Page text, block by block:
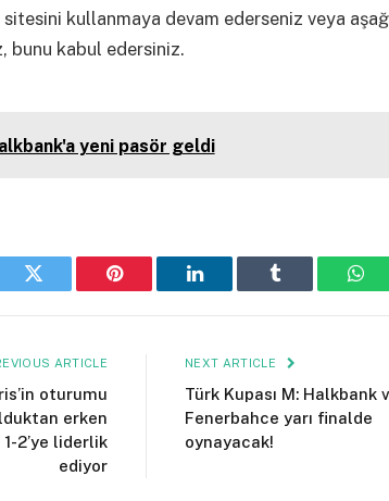
kullanmaya devam ederseniz veya
bunu kabul edersiniz.
yeni pasör geldi
Twitter Pinterest LinkedIn Tumblr
ARTICLE
oturumu
erken
2’ye liderlik
ediyor
NEXT ARTICLE
Türk Kupası M: Halkbank
Fenerbahce yarı finalde
oynayacak!